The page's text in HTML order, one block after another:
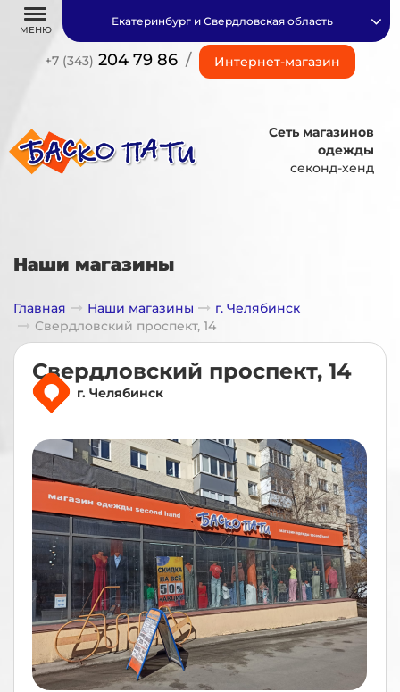
МЕНЮ
+7 (343) 204 79 86 / Интернет-магазин
Екатеринбург и Свердловская область
Сеть магазинов
одежды
секонд-хенд
Наши магазины
Главная Наши магазины
г. Челябинск
Свердловский проспект, 14
Свердловский проспект, 14
г. Челябинск